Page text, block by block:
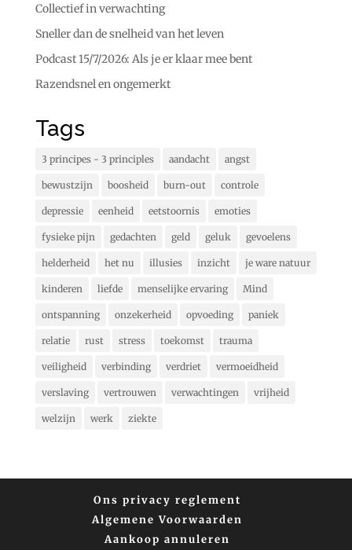
Collectief in verwachting
Sneller dan de snelheid van het leven
Podcast 15/7/2026: Als je er klaar mee bent
Razendsnel en ongemerkt
Tags
3 principes - 3 principles aandacht angst
bewustzijn boosheid burn-out controle
depressie eenheid eetstoornis emoties
fysieke pijn gedachten geld geluk gevoelens
helderheid het nu illusies inzicht je ware natuur
kinderen liefde menselijke ervaring Mind
ontspanning onzekerheid opvoeding paniek
relatie rust stress toekomst trauma
veiligheid verbinding verdriet vermoeidheid
verslaving vertrouwen verwachtingen vrijheid
welzijn werk ziekte
Ons privacy reglement
Algemene Voorwaarden
Aankoop annuleren